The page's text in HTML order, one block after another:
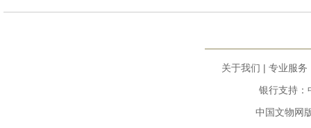
关于我们 | 专业服务
银行支持：
中国文物网